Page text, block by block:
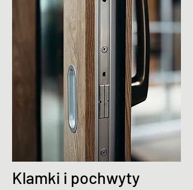
Klamki i pochwyty